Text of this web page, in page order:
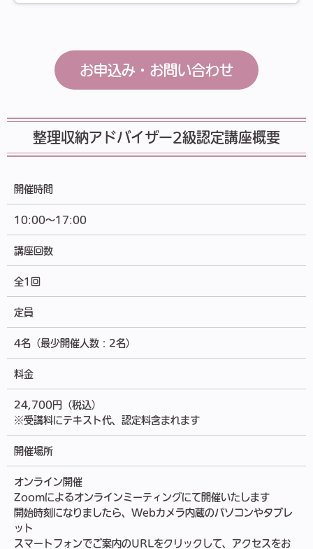
お申込み・お問い合わせ
整理収納アドバイザー2級認定講座概要
開催時間
10:00～17:00
講座回数
全1回
定員
4名（最少開催人数：2名）
料金
24,700円（税込）
※受講料にテキスト代、認定料含まれます
開催場所
オンライン開催
Zoomによるオンラインミーティングにて開催いたします
開始時刻になりましたら、Webカメラ内蔵のパソコンやタブレ
ット
スマートフォンでご案内のURLをクリックして、アクセスをお